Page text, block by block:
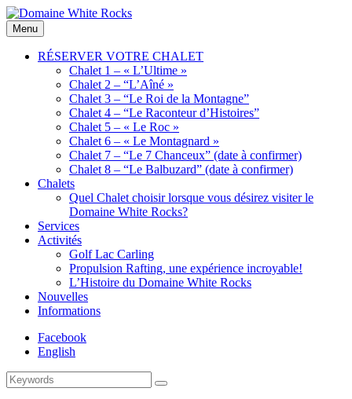
Skip
to
content
Domaine
White
Location
de
Chalets
Menu
RÉSERVER VOTRE CHALET
Chalet 1 – « L’Ultime »
Chalet 2 – “L’Aîné »
Chalet 3 – “Le Roi de la Montagne”
Chalet 4 – “Le Raconteur d’Histoires”
Chalet 5 – « Le Roc »
Chalet 6 – « Le Montagnard »
Chalet 7 – “Le 7 Chanceux” (date à confirmer)
Chalet 8 – “Le Balbuzard” (date à confirmer)
Chalets
Quel Chalet choisir lorsque vous désirez visiter le
Domaine White Rocks?
Services
Activités
Golf Lac Carling
Propulsion Rafting, une expérience incroyable!
L’Histoire du Domaine White Rocks
Nouvelles
Informations
Facebook
English
Search
for:
Search